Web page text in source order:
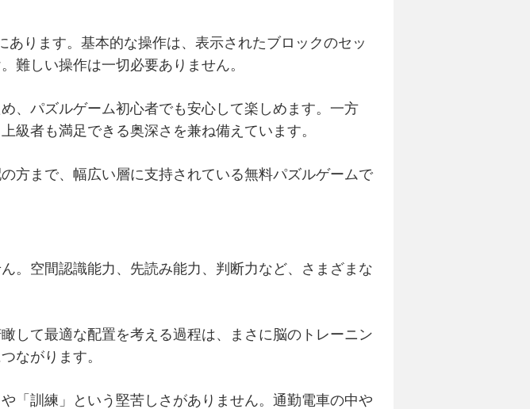
ります。基本的な操作は、表示されたブロックのセッ
難しい操作は一切必要ありません。
、パズルゲーム初心者でも安心して楽しめます。一方
級者も満足できる奥深さを兼ね備えています。
方まで、幅広い層に支持されている無料パズルゲームで
。空間認識能力、先読み能力、判断力など、さまざまな
して最適な配置を考える過程は、まさに脳のトレーニン
ながります。
「訓練」という堅苦しさがありません。通勤電車の中や